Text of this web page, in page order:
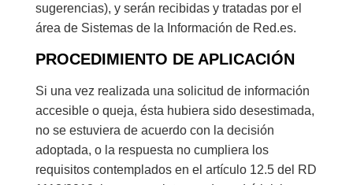
sugerencias), y serán recibidas y tratadas por el
área de Sistemas de la Información de Red.es.
PROCEDIMIENTO DE APLICACIÓN
Si una vez realizada una solicitud de información
accesible o queja, ésta hubiera sido desestimada,
no se estuviera de acuerdo con la decisión
adoptada, o la respuesta no cumpliera los
requisitos contemplados en el artículo 12.5 del RD